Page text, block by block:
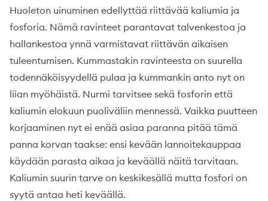
Huoleton uinuminen edellyttää riittävää kaliumia ja
fosforia. Nämä ravinteet parantavat talvenkestoa ja
hallankestoa ynnä varmistavat riittävän aikaisen
tuleentumisen. Kummastakin ravinteesta on suurella
todennäköisyydellä pulaa ja kummankin anto nyt on
liian myöhäistä. Nurmi tarvitsee sekä fosforin että
kaliumin elokuun puoliväliin mennessä. Vaikka puutteen
korjaaminen nyt ei enää asiaa paranna pitää tämä
panna korvan taakse: ensi kevään lannoitekauppaa
käydään parasta aikaa ja keväällä näitä tarvitaan.
Kaliumin suurin tarve on keskikesällä mutta fosfori on
syytä antaa heti keväällä.